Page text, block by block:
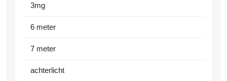
3mg
6 meter
7 meter
achterlicht